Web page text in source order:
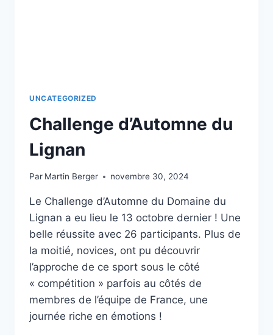
UNCATEGORIZED
Challenge d’Automne du
Lignan
Par Martin Berger novembre 30, 2024
Le Challenge d’Automne du Domaine du
Lignan a eu lieu le 13 octobre dernier ! Une
belle réussite avec 26 participants. Plus de
la moitié, novices, ont pu découvrir
l’approche de ce sport sous le côté
« compétition » parfois au côtés de
membres de l’équipe de France, une
journée riche en émotions !